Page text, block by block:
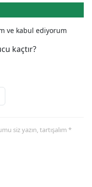
ve kabul ediyorum
kaçtır?
siz yazın, tartışalım *